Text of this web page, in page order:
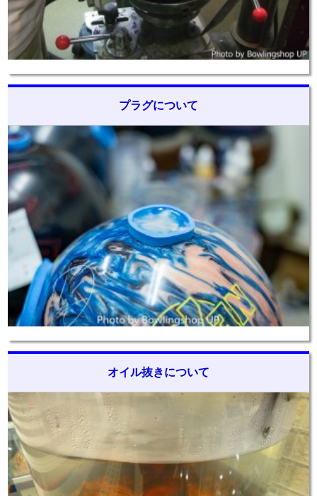
プラグについて
オイル抜きについて